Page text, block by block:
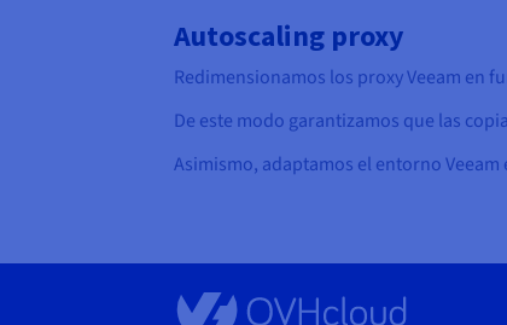
Autoscaling proxy
Redimensionamos los proxy Veeam en
De este modo garantizamos que las
Asimismo, adaptamos el entorno